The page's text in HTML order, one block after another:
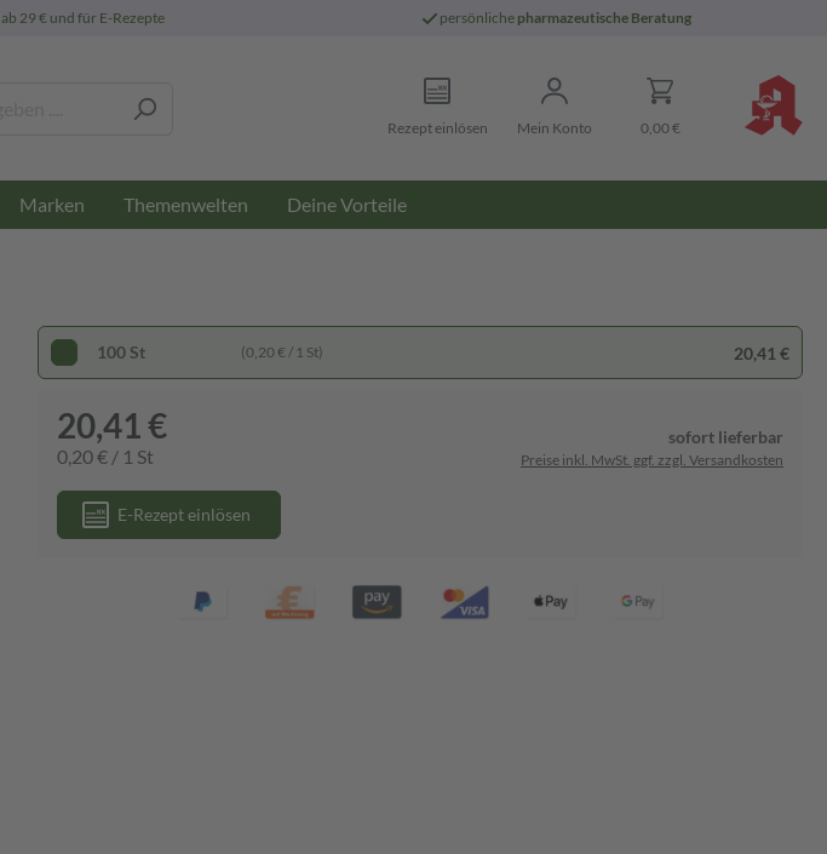
ab 29 € und für E-Rezepte persönliche pharmazeutische Beratung
Rezept einlösen Mein Konto 0,00 €
Marken Themenwelten Deine Vorteile
100 St (0,20 € / 1 St) 20,41 €
20,41 €
0,20 € / 1 St
sofort lieferbar
Preise inkl. MwSt. ggf. zzgl. Versandkosten
E-Rezept einlösen